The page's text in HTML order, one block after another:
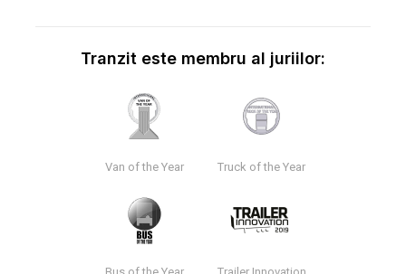
Tranzit este membru al juriilor:
Van of the Year Truck of the Year